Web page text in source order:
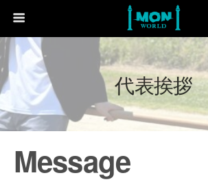
代表挨拶
Message